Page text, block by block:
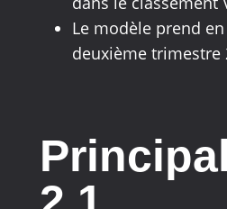
Le modèle prend
deuxième trimestre